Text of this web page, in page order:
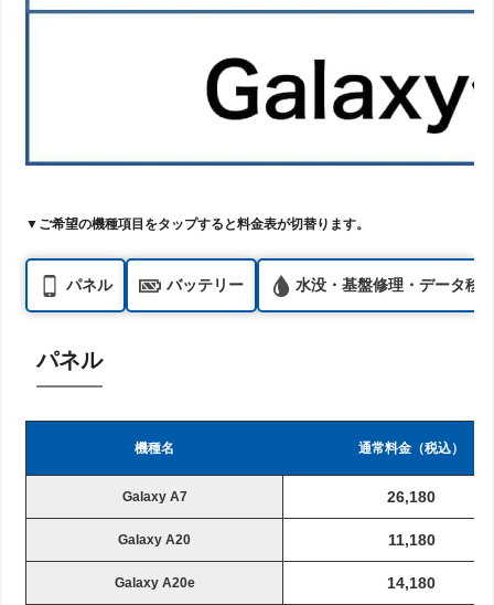
▼ご希望の機種項目をタップすると料金表が切替ります。
パネル バッテリー 水没・基盤修理・データ移
パネル
機種名 通常料金（税込）
Galaxy A7 26,180
Galaxy A20 11,180
Galaxy A20e 14,180